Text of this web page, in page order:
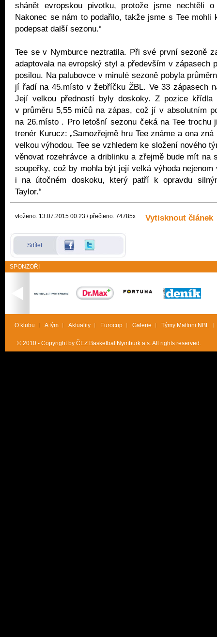
shánět evropskou pivotku, protože jsme nechtěli
Nakonec se nám to podařilo, takže jsme s Tee
podepsat další sezonu.“
Tee se v Nymburce neztratila. Při své první sezoně
adaptovala na evropský styl a především v zápasech
posilou. Na palubovce v minulé sezoně pobyla
jí řadí na 45.místo v žebříčku ŽBL. Ve 33 zápasech
Její velkou předností byly doskoky. Z pozice křídla
v průměru 5,55 míčů na zápas, což jí v absolutním
na 26.místo . Pro letošní sezonu čeká na Tee trochu
trenér Kurucz: „Samozřejmě hru Tee známe a ona
velkou výhodou. Tee se vzhledem ke složení nového
věnovat rozehrávce a driblinku a zřejmě bude mít na
soupeřky, což by mohla být její velká výhoda nejenom
i na útočném doskoku, který patří k opravdu
Taylor.“
vloženo: 13.07.2015 00:23 / přečteno: 74785x Vytisknout článek
Sdílet
SPONZOŘI
O klubu A tým Aktuality Eurocup Galerie Týmy Mattoni NBL
© 2010 - Copyright by ČEZ Basketbal Nymburk a.s. All rights reserved.